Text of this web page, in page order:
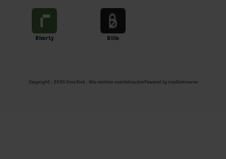
Riverty Billie
Copyright ; 2026 Ome Dick . Alle rechten voorbehoudenPowered by nopCommerce